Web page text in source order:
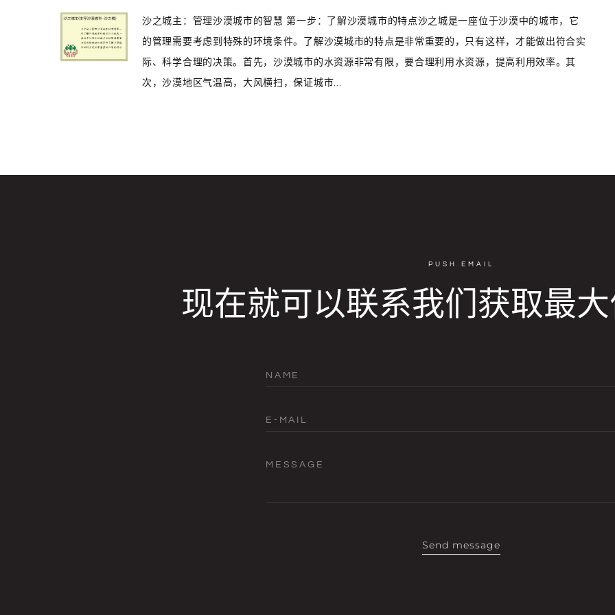
沙之城主：管理沙漠城市的智慧 第一步：了解沙漠城市的特点沙之城是一座位于沙漠中的城市，它
的管理需要考虑到特殊的环境条件。了解沙漠城市的特点是非常重要的，只有这样，才能做出符合实
际、科学合理的决策。首先，沙漠城市的水资源非常有限，要合理利用水资源，提高利用效率。其
次，沙漠地区气温高，大风横扫，保证城市...
PUSH EMAIL
现在就可以联系我们获取最
NAME
E-MAIL
MESSAGE
Send message